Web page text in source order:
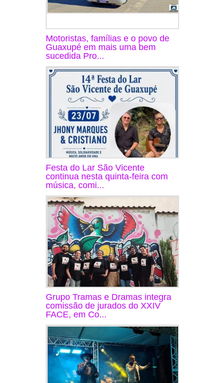
Motoristas, famílias e o povo de
Guaxupé em mais uma bem
sucedida Pro...
Festa do Lar São Vicente
continua nesta quinta-feira com
música, comi...
Grupo Tramas e Dramas integra
comissão de jurados do XXIV
FACE, em Co...